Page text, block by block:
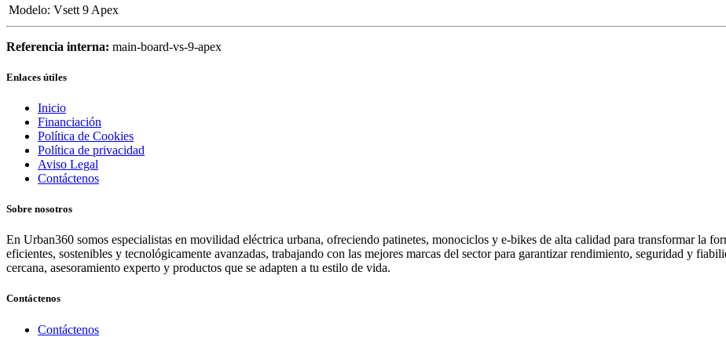
Modelo: Vsett 9 Apex
Referencia interna: main-board-vs-9-apex
Enlaces útiles
Inicio
Financiación
Política de Cookies
Política de privacidad
Aviso Legal
Contáctenos
Sobre nosotros
En Urban360 somos especialistas en movilidad eléctrica urbana, ofreciendo patinetes, monociclos y e-bikes de alta calidad para transformar la
eficientes, sostenibles y tecnológicamente avanzadas, trabajando con las mejores marcas del sector para garantizar rendimiento, seguridad y
cercana, asesoramiento experto y productos que se adapten a tu estilo de vida.
Contáctenos
Contáctenos